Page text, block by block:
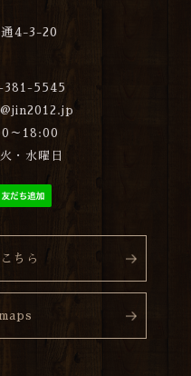
通4-3-20
381-5545
～18:00
・水曜日
ちら